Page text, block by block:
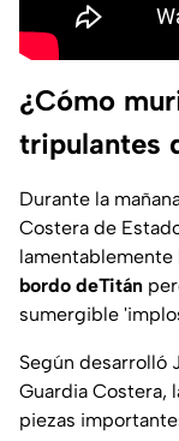
¿Cómo
tripulantes
Durante la
Costera de
lamentablemente
bordo deTitán
sumergible
Según desarrolló
Guardia Costera,
piezas